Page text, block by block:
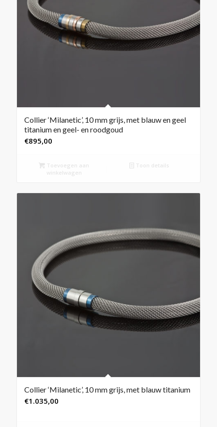
Collier ‘Milanetic’, 10 mm grijs, met blauw en geel
titanium en geel- en roodgoud
€895,00
Toevoegen aan
winkelwagen
Toon details
Collier ‘Milanetic’, 10 mm grijs, met blauw titanium
€1.035,00